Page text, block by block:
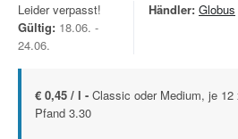
Leider verpasst!
Gültig: 18.06. -
24.06.
Händler: Globus
€ 0,45 / l - Classic oder Medium, je
Pfand 3.30